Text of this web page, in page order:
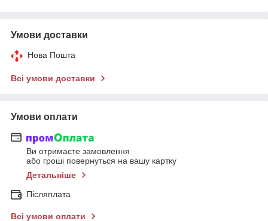
Умови доставки
Нова Пошта
Всі умови доставки
Умови оплати
Ви отримаєте замовлення
або гроші повернуться на вашу картку
Детальніше
Післяплата
Всі умови оплати